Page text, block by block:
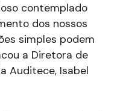
contemplado
dos nossos
simples podem
a Diretora de
Auditece, Isabel